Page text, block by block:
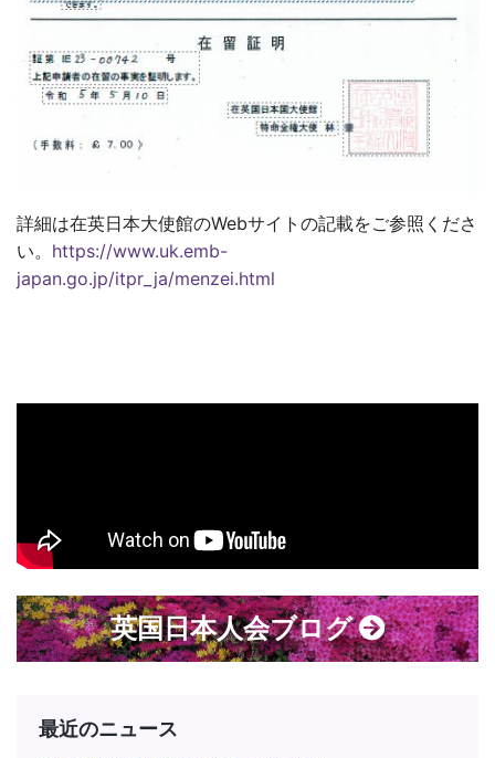
詳細は在英日本大使館のWebサイトの記載をご参照くださ
い。 https://www.uk.emb-
japan.go.jp/itpr_ja/menzei.html
英国日本人会ブログ
最近のニュース